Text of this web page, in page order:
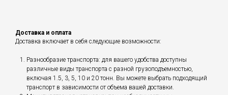
Доставка и оплата
Доставка включает в себя следующие возможности:
Разнообразие транспорта: для вашего удобства доступны
различные виды транспорта с разной грузоподъемностью,
включая 1.5, 3, 5, 10 и 20 тонн. Вы можете выбрать подходящий
транспорт в зависимости от объема вашей доставки.